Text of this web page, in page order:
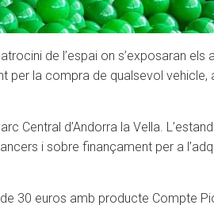
de l’espai on s’exposaran els
per la compra de qualsevol
Central d’Andorra la Vella.
i sobre finançament per a
30 euros amb producte Compte